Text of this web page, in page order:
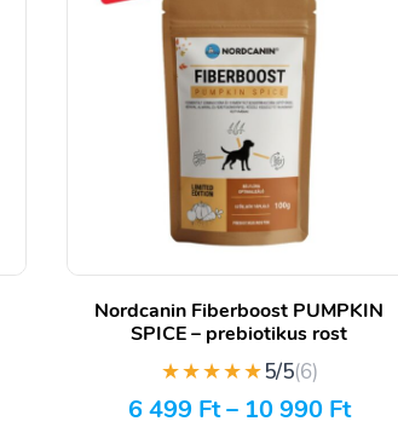
Nordcanin Fiberboost PUMPKIN
SPICE – prebiotikus rost
★★★★★5/5(6)
6 499 Ft– 10 990 Ft